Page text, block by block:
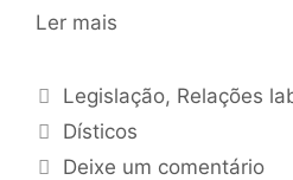
Ler mais
Legislação, Relações
Dísticos
Deixe um comentário